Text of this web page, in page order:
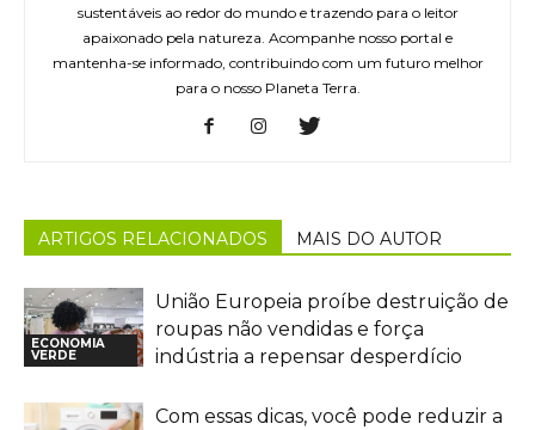
sustentáveis ao redor do mundo e trazendo para o leitor
apaixonado pela natureza. Acompanhe nosso portal e
mantenha-se informado, contribuindo com um futuro melhor
para o nosso Planeta Terra.
ARTIGOS RELACIONADOS MAIS DO AUTOR
ECONOMIA
VERDE
União Europeia proíbe destruição de
roupas não vendidas e força
indústria a repensar desperdício
Com essas dicas, você pode reduzir a